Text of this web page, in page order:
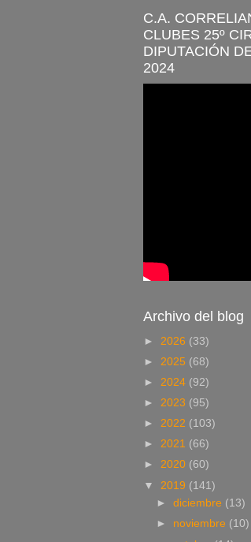
C.A.
CLUBES 25º
DIPUTACIÓN
2024
Archivo del blog
► 2026 (33)
► 2025 (68)
► 2024 (92)
► 2023 (95)
► 2022 (103)
► 2021 (66)
► 2020 (60)
▼ 2019 (141)
►diciembre (13)
► noviembre (10)